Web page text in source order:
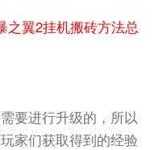
之翼2挂机搬砖方法总
要进行升级的，所以
家们获取得到的经验